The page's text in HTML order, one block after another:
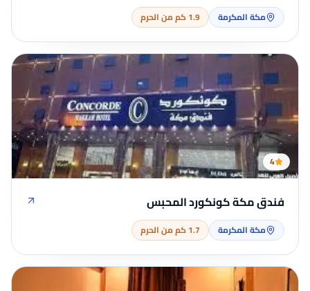
مكة المكرمة 1.9 كم من الحرم
4
فندق مكة كونكورد المحبس
مكة المكرمة 1.7 كم من الحرم